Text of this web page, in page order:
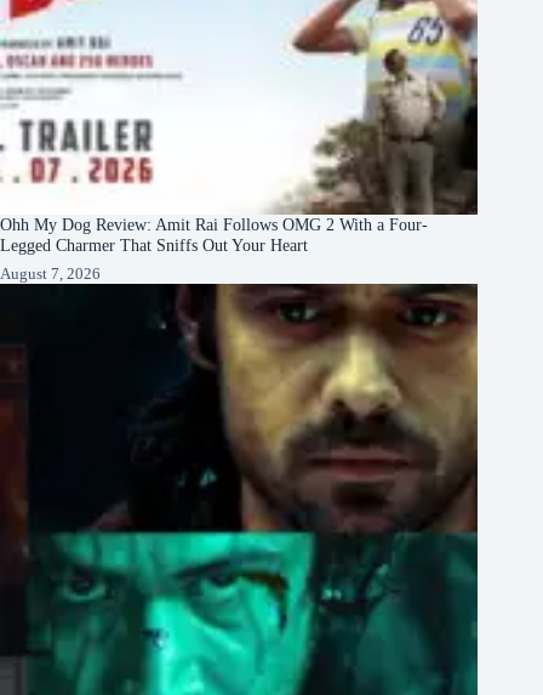
Ohh My Dog Review: Amit Rai Follows OMG 2 With a Four-
Legged Charmer That Sniffs Out Your Heart
August 7, 2026